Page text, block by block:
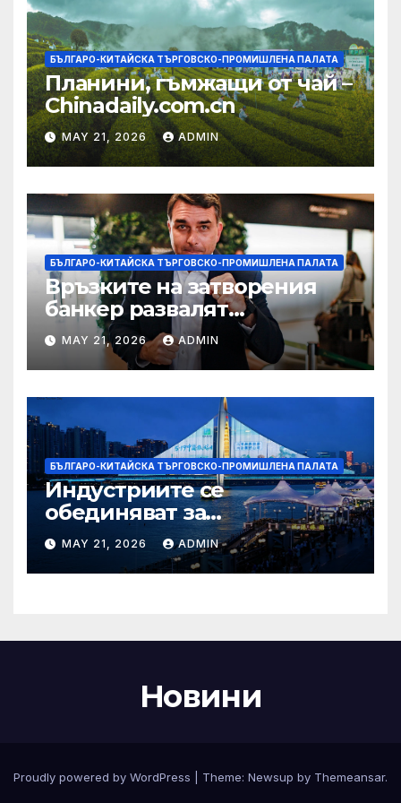
БЪЛГАРО-КИТАЙСКА ТЪРГОВСКО-ПРОМИШЛЕНА ПАЛАТА
Планини, гъмжащи от чай –
Chinadaily.com.cn
MAY 21, 2026 ADMIN
БЪЛГАРО-КИТАЙСКА ТЪРГОВСКО-ПРОМИШЛЕНА ПАЛАТА
Връзките на затворения
банкер развалят
надеждите на Флавио
Болсонаро за президент на
Бразилия
MAY 21, 2026 ADMIN
БЪЛГАРО-КИТАЙСКА ТЪРГОВСКО-ПРОМИШЛЕНА ПАЛАТА
Индустриите се
обединяват за
висококачествен растеж на
културния и
туристическия сектор
MAY 21, 2026 ADMIN
Новини
Proudly powered by WordPress Theme: Newsup by Themeansar.